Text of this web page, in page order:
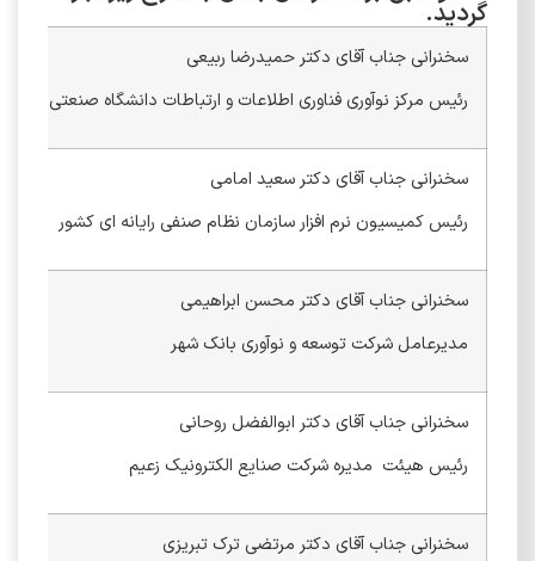
گردید.
سخنرانی جناب آقای دکتر حمیدرضا ربیعی
رئیس مرکز نوآوری فناوری اطلاعات و ارتباطات دانشگاه صنعتی شریف
سخنرانی جناب آقای دکتر سعید امامی
رئیس کمیسیون نرم افزار سازمان نظام صنفی رایانه ای کشور
سخنرانی جناب آقای دکتر محسن ابراهیمی
مدیرعامل شرکت توسعه و نوآوری بانک شهر
سخنرانی جناب آقای دکتر ابوالفضل روحانی
رئیس هیئت مدیره شرکت صنایع الکترونیک زعیم
سخنرانی جناب آقای دکتر مرتضی ترک تبریزی